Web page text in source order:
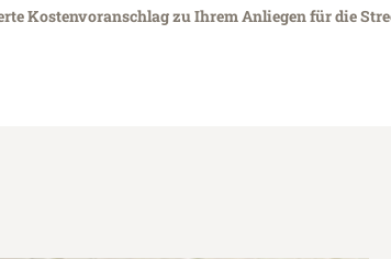
Kostenvoranschlag zu Ihrem Anliegen für die